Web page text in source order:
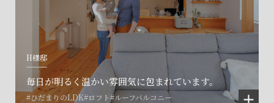
H様邸
毎日が明るく温かい雰囲気に包まれています。
#ひだまりのLDK#ロフト#ルーフバルコニー